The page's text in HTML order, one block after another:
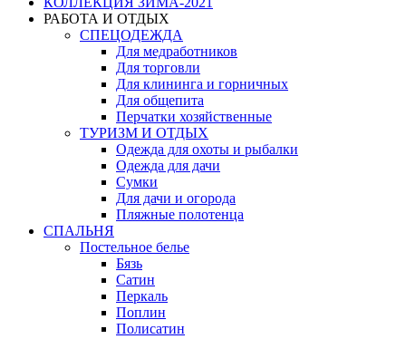
РАБОТА И ОТДЫХ
СПЕЦОДЕЖДА
Для медработников
Для торговли
Для клининга и горничных
Для общепита
Перчатки хозяйственные
ТУРИЗМ И ОТДЫХ
Одежда для охоты и рыбалки
Одежда для дачи
Сумки
Для дачи и огорода
Пляжные полотенца
СПАЛЬНЯ
Постельное белье
Бязь
Сатин
Перкаль
Поплин
Полисатин